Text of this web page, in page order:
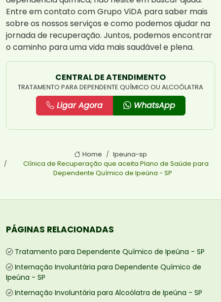
Entre em contato com Grupo ViDA para saber mais
sobre os nossos serviços e como podemos ajudar na
jornada de recuperação. Juntos, podemos encontrar
o caminho para uma vida mais saudável e plena.
CENTRAL DE ATENDIMENTO
TRATAMENTO PARA DEPENDENTE QUÍMICO OU ALCOÓLATRA
Ligar Agora WhatsApp
Home
Ipeuna-sp
Clínica de Recuperação que aceita Plano de Saúde para
Dependente Químico de Ipeúna - SP
PÁGINAS RELACIONADAS
Tratamento para Dependente Químico de Ipeúna - SP
Internação Involuntária para Dependente Químico de
Ipeúna - SP
Internação Involuntária para Alcoólatra de Ipeúna - SP